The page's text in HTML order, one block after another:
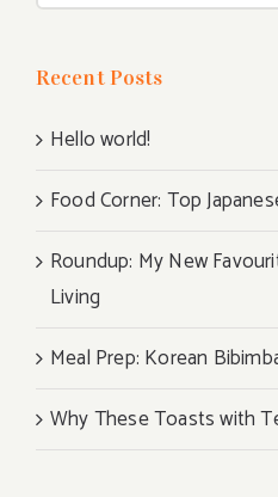
Recent Posts
Hello world!
Food Corner: Top
Roundup: My New
Living
Meal Prep: Korean
Why These Toasts with